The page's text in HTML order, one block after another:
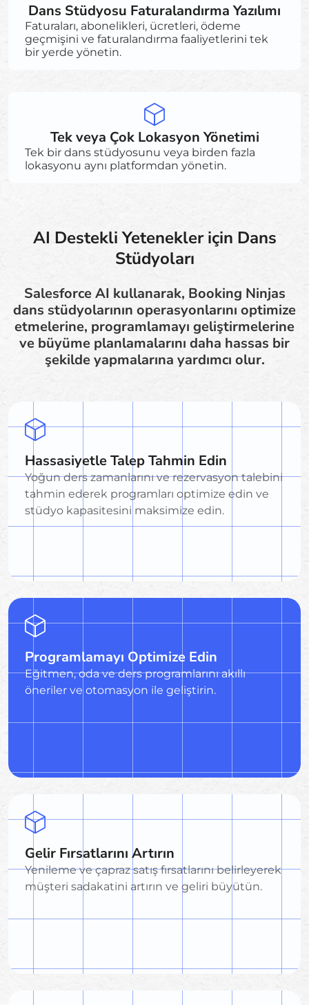
Dans Stüdyosu Faturalandırma Yazılımı
Faturaları, abonelikleri, ücretleri, ödeme
geçmişini ve faturalandırma faaliyetlerini tek
bir yerde yönetin.
Tek veya Çok Lokasyon Yönetimi
Tek bir dans stüdyosunu veya birden fazla
lokasyonu aynı platformdan yönetin.
AI Destekli Yetenekler için Dans
Stüdyoları
Salesforce AI kullanarak, Booking Ninjas
dans stüdyolarının operasyonlarını optimize
etmelerine, programlamayı geliştirmelerine
ve büyüme planlamalarını daha hassas bir
şekilde yapmalarına yardımcı olur.
Hassasiyetle Talep Tahmin Edin
Yoğun ders zamanlarını ve rezervasyon talebini
tahmin ederek programları optimize edin ve
stüdyo kapasitesini maksimize edin.
Programlamayı Optimize Edin
Eğitmen, oda ve ders programlarını akıllı
öneriler ve otomasyon ile geliştirin.
Gelir Fırsatlarını Artırın
Yenileme ve çapraz satış fırsatlarını belirleyerek
müşteri sadakatini artırın ve geliri büyütün.